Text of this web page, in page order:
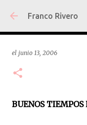
Ir al
Franco Rivero
el junio 13, 2006
BUENOS TIEMPOS